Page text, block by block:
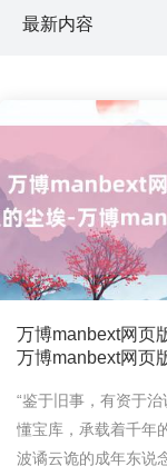
最新内容
万博manbext网页
万博manbext网页
“鉴于旧事，有资于
懂宝库，承载着千年
波谲云诡的成年东说